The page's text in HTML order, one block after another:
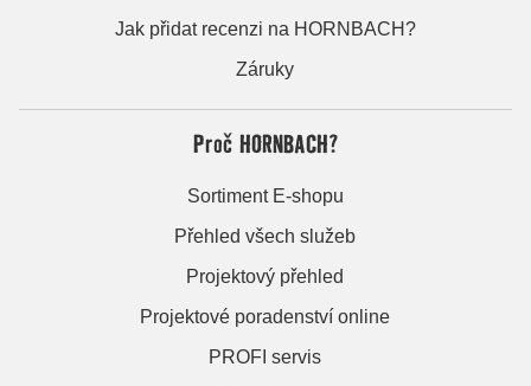
Jak přidat recenzi na HORNBACH?
Záruky
Proč HORNBACH?
Sortiment E-shopu
Přehled všech služeb
Projektový přehled
Projektové poradenství online
PROFI servis